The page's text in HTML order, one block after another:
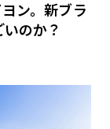
ン。新ブラ
のか？